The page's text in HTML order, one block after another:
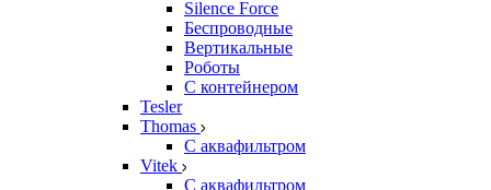
Silence Force
Беспроводные
Вертикальные
Роботы
С контейнером
Tesler
Thomas
С аквафильтром
Vitek
С аквафильтром